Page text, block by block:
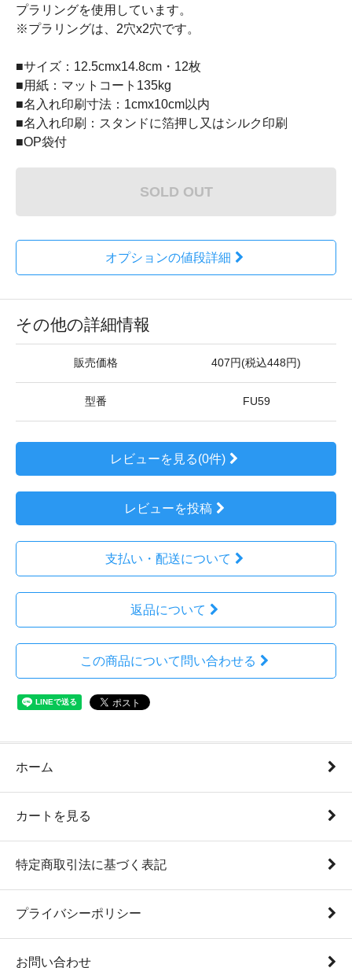
プラリングを使用しています。
※プラリングは、2穴x2穴です。
■サイズ：12.5cmx14.8cm・12枚
■用紙：マットコート135kg
■名入れ印刷寸法：1cmx10cm以内
■名入れ印刷：スタンドに箔押し又はシルク印刷
■OP袋付
SOLD OUT
オプションの値段詳細
その他の詳細情報
販売価格 407円(税込448円)
型番 FU59
レビューを見る(0件)
レビューを投稿
支払い・配送について
返品について
この商品について問い合わせる
ホーム
カートを見る
特定商取引法に基づく表記
プライバシーポリシー
お問い合わせ